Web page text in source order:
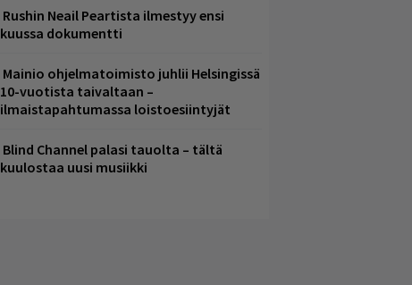
Rushin Neail Peartista ilmestyy ensi
kuussa dokumentti
Mainio ohjelmatoimisto juhlii Helsingissä
10-vuotista taivaltaan –
ilmaistapahtumassa loistoesiintyjät
Blind Channel palasi tauolta – tältä
kuulostaa uusi musiikki